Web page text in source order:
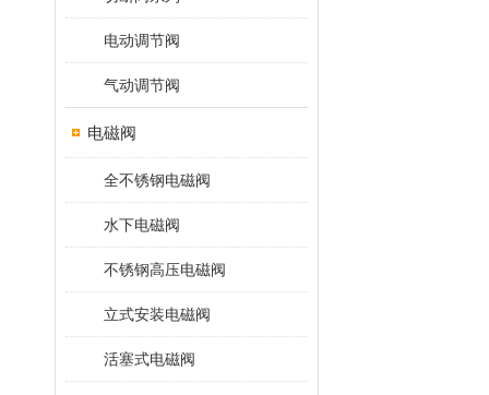
电动调节阀
气动调节阀
电磁阀
全不锈钢电磁阀
水下电磁阀
不锈钢高压电磁阀
立式安装电磁阀
活塞式电磁阀